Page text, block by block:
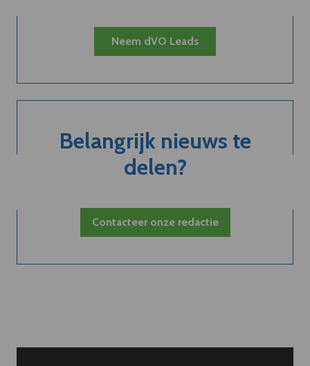
Neem dVO Leads
Belangrijk nieuws te
delen?
Contacteer onze redactie